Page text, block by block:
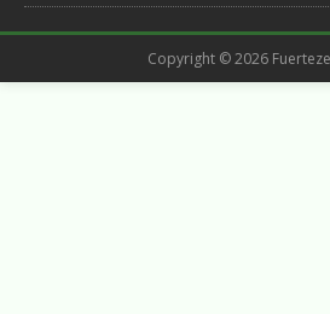
Copyright © 2026